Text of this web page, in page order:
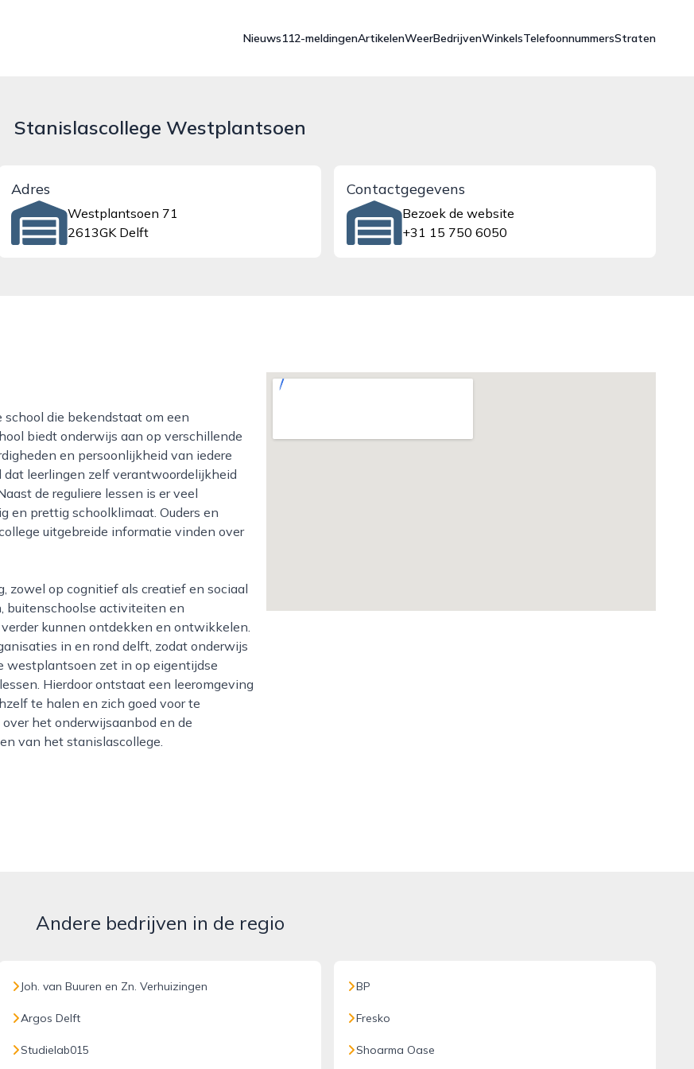
Nieuws112-meldingenArtikelenWeerBedrijvenWinkelsTelefoonnummersStraten
Stanislascollege Westplantsoen
Adres
Westplantsoen 71
2613GK Delft
Contactgegevens
Bezoek de website
+31 15 750 6050
biedt onderwijs aan op verschillende
en persoonlijkheid van iedere
dat leerlingen zelf verantwoordelijkheid
de reguliere lessen is er veel
en prettig schoolklimaat. Ouders en
uitgebreide informatie vinden over
buitenschoolse activiteiten en
kunnen ontdekken en ontwikkelen.
in en rond delft, zodat onderwijs
westplantsoen zet in op eigentijdse
Hierdoor ontstaat een leeromgeving
te halen en zich goed voor te
het onderwijsaanbod en de
van het stanislascollege.
Andere bedrijven in de regio
Joh. van Buuren en Zn. Verhuizingen
Argos Delft
Studielab015
BP
Fresko
Shoarma Oase